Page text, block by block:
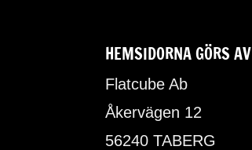
HEMSIDORNA GÖRS AV
Flatcube Ab
Åkervägen 12
56240 TABERG